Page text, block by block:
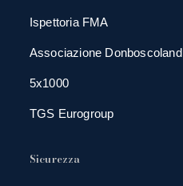
Ispettoria FMA
Associazione Donboscoland
5x1000
TGS Eurogroup
Sicurezza